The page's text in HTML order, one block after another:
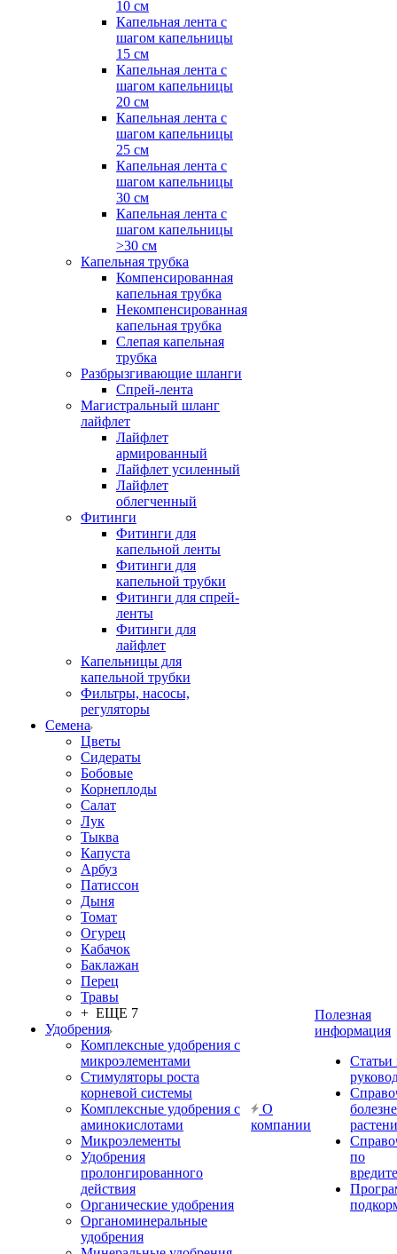
10 см
Капельная лента с
шагом капельницы
15 см
Капельная лента с
шагом капельницы
20 см
Капельная лента с
шагом капельницы
25 см
Капельная лента с
шагом капельницы
30 см
Капельная лента с
шагом капельницы
>30 см
Капельная трубка
Компенсированная
капельная трубка
Некомпенсированная
капельная трубка
Слепая капельная
трубка
Разбрызгивающие шланги
Спрей-лента
Магистральный шланг
лайфлет
Лайфлет
армированный
Лайфлет усиленный
Лайфлет
облегченный
Фитинги
Фитинги для
капельной ленты
Фитинги для
капельной трубки
Фитинги для спрей-
ленты
Фитинги для
лайфлет
Капельницы для
капельной трубки
Фильтры, насосы,
регуляторы
Семена
Цветы
Сидераты
Бобовые
Корнеплоды
Салат
Лук
Тыква
Капуста
Арбуз
Патиссон
Дыня
Томат
Огурец
Кабачок
Баклажан
Перец
Травы
+ ЕЩЕ 7
Удобрения
Комплексные удобрения с
микроэлементами
Стимуляторы роста
корневой системы
Комплексные удобрения с
аминокислотами
Микроэлементы
Удобрения
пролонгированного
действия
Органические удобрения
Органоминеральные
удобрения
О
компании
Полезная
информация
Статьи
по